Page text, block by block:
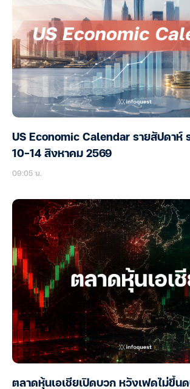
US Economic Calendar รายสัปดาห์
10-14 สิงหาคม 2569
09:05 น.
ตลาดหุ้นเอเชียเปิดบวก หวังเฟดไม่ขึ้น